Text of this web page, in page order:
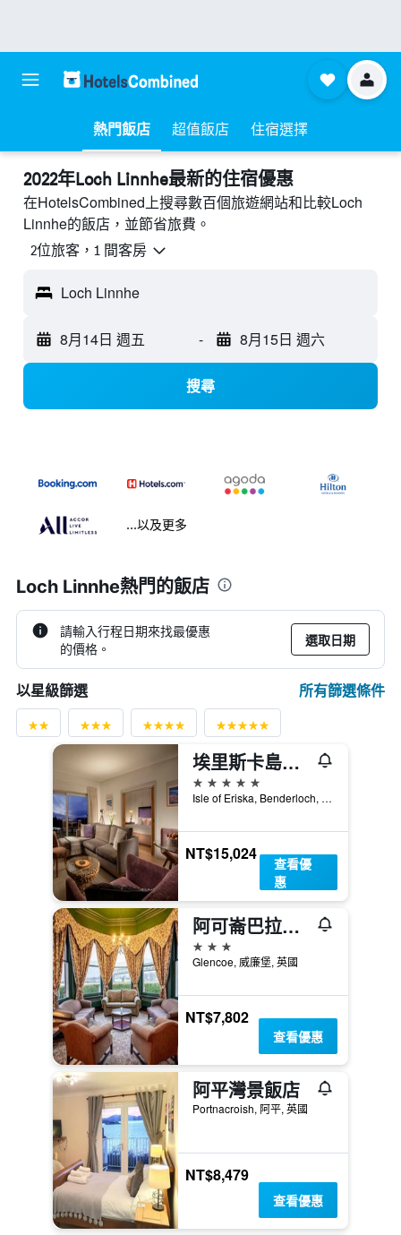
熱門飯店 超值飯店 住宿選擇
2022年Loch Linnhe最新的住宿優惠
在HotelsCombined上搜尋數百個旅遊網站和比較Loch
Linnhe的飯店，並節省旅費。
2位旅客，1 間客房
Loch Linnhe
8月14日 週五 - 8月15日 週六
搜尋
...以及更多
Loch Linnhe熱門的飯店
請輸入行程日期來找最優惠
的價格。
選取日期
以星級篩選 所有篩選條件
埃里斯卡島溫泉酒店 - 奧班
5星級
Isle of Eriska, Benderloch, 奧本, 英國
NT$15,024
查看優
惠
阿可崙巴拉楚利甚酒店
3星級
Glencoe, 威廉堡, 英國
NT$7,802
查看優惠
阿平灣景飯店
Portnacroish, 阿平, 英國
NT$8,479
查看優惠